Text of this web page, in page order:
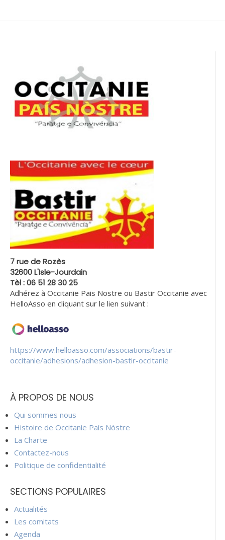
7 rue de Rozès
32600 L'Isle-Jourdain
Tèl : 06 51 28 30 25
Adhérez à Occitanie Pais Nostre ou Bastir Occitanie avec
HelloAsso en cliquant sur le lien suivant :
https://www.helloasso.com/associations/bastir-
occitanie/adhesions/adhesion-bastir-occitanie
À PROPOS DE NOUS
Qui sommes nous
Histoire de Occitanie País Nòstre
La Charte
Contactez-nous
Politique de confidentialité
SECTIONS POPULAIRES
Actualités
Les comitats
Agenda